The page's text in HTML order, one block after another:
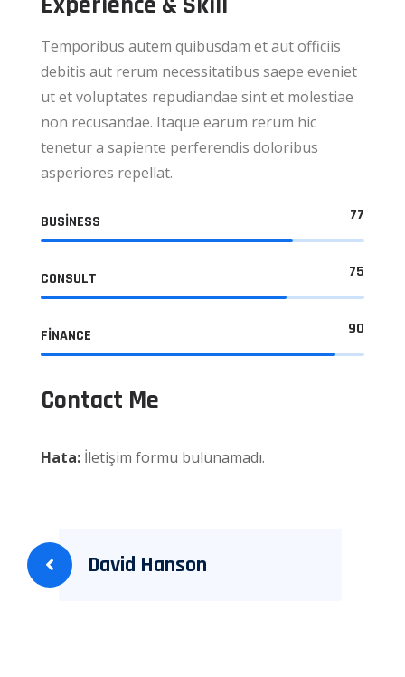
Temporibus autem quibusdam et aut officiis
debitis aut rerum necessitatibus saepe eveniet
ut et voluptates repudiandae sint et molestiae
non recusandae. Itaque earum rerum hic
tenetur a sapiente perferendis doloribus
asperiores repellat.
BUSINESS 77
CONSULT 75
FINANCE 90
Contact Me
Hata: İletişim formu bulunamadı.
David Hanson